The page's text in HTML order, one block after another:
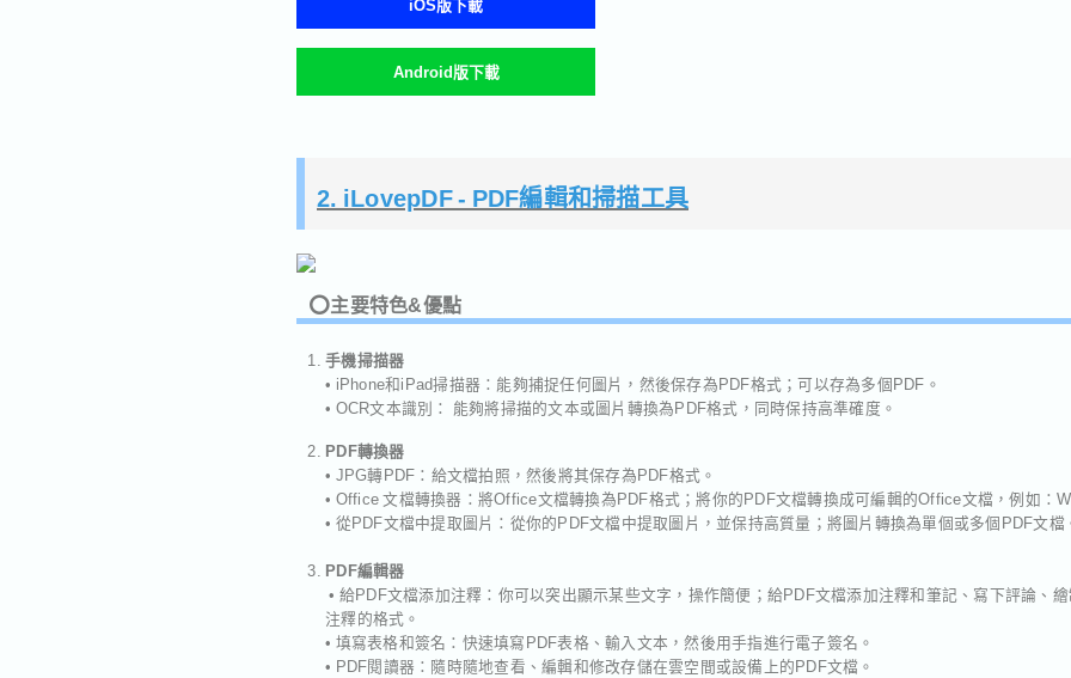
iOS版下載
Android版下載
2. iLovepDF - PDF編輯和掃描工具
⭕️主要特色&優點
手機掃描器
• iPhone和iPad掃描器：能夠捕捉任何圖片，然後保存為PDF格式；可以存為多個PDF。
• OCR文本識別： 能夠將掃描的文本或圖片轉換為PDF格式，同時保持高準確度。
PDF轉換器
• JPG轉PDF：給文檔拍照，然後將其保存為PDF格式。
• Office 文檔轉換器：將Office文檔轉換為PDF格式；將你的PDF文檔轉換成可編輯的Office文檔，例如：
• 從PDF文檔中提取圖片：從你的PDF文檔中提取圖片，並保持高質量；將圖片轉換為單個或多個PDF文檔
PDF編輯器
• 給PDF文檔添加注釋：你可以突出顯示某些文字，操作簡便；給PDF文檔添加注釋和筆記、寫下評論、
注釋的格式。
• 填寫表格和簽名：快速填寫PDF表格、輸入文本，然後用手指進行電子簽名。
• PDF閱讀器：隨時隨地查看、編輯和修改存儲在雲空間或設備上的PDF文檔。